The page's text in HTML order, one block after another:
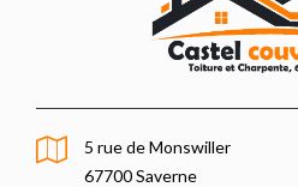
5 rue de Monswiller
67700 Saverne